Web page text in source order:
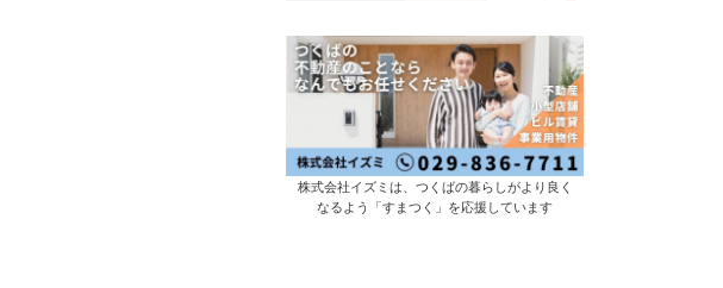
株式会社イズミは、つくばの暮らしがより良く
なるよう「すまつく」を応援しています